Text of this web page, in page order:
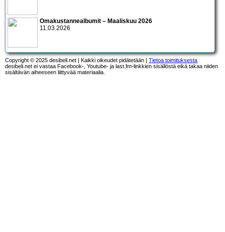
Omakustannealbumit – Maaliskuu 2026
11.03.2026
Copyright © 2025 desibeli.net | Kaikki oikeudet pidätetään | Tietoa toimituksesta
desibeli.net ei vastaa Facebook-, Youtube- ja last.fm-linkkien sisällöstä eikä takaa niiden
sisältävän aiheeseen liittyvää materiaalia.